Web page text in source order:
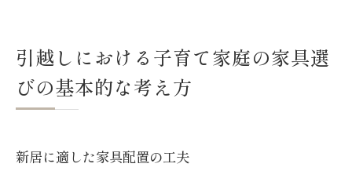
コストパフォーマンスを考慮した家具選び
安全性を重視した子供に優しい家具選びのポイ
ント
引越しにおける子育て家庭の家具選
びの基本的な考え方
新居に適した家具配置の工夫